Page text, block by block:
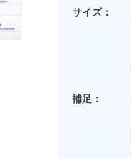
サイズ：
補足：